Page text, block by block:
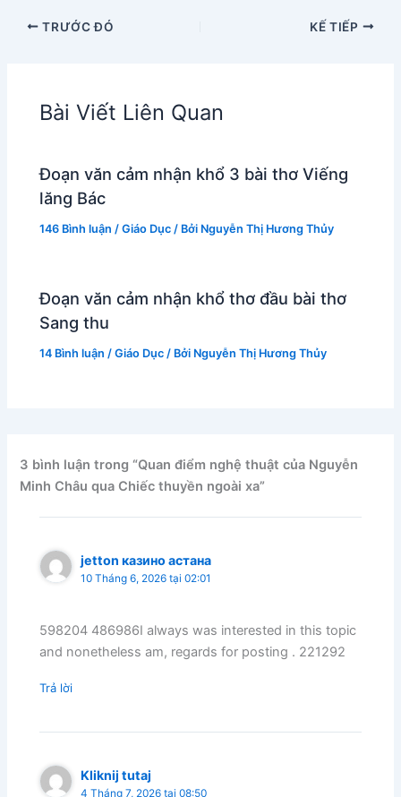
TRƯỚC ĐÓ KẾ TIẾP
Bài Viết Liên Quan
Đoạn văn cảm nhận khổ 3 bài thơ Viếng
lăng Bác
146 Bình luận /Giáo Dục / Bởi Nguyễn Thị Hương Thủy
Đoạn văn cảm nhận khổ thơ đầu bài thơ
Sang thu
14 Bình luận /Giáo Dục / Bởi Nguyễn Thị Hương Thủy
3 bình luận trong “Quan điểm nghệ thuật của Nguyễn
Minh Châu qua Chiếc thuyền ngoài xa”
jetton казино астана
10 Tháng 6, 2026 tại 02:01
598204 486986I always was interested in this topic
and nonetheless am, regards for posting . 221292
Trả lời
Kliknij tutaj
4 Tháng 7, 2026 tại 08:50